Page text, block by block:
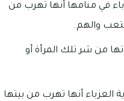
في منامها أنها تهرب من
والهم.
من شر تلك المرأة أو
العزباء أنها تهرب من بيتها